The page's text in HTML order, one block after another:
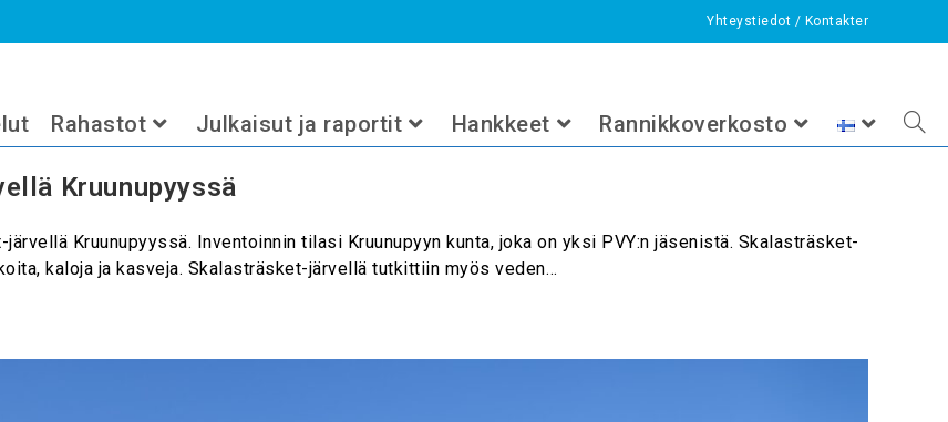
Yhteystiedot / Kontakter
Rahastot Julkaisut ja raportit Hankkeet Rannikkoverkosto
Kruunupyyssä
Kruunupyyssä. Inventoinnin tilasi Kruunupyyn kunta, joka on yksi PVY:n jäsenistä. Skalasträsket-
kaloja ja kasveja. Skalasträsket-järvellä tutkittiin myös veden…